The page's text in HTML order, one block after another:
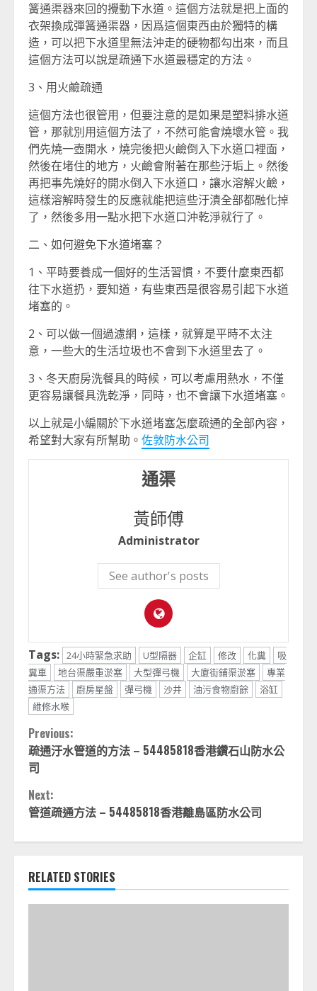
簧通渠器來回的攪動下水道。這個方法就是把上面的
衣架換成彈簧通渠器，因爲這個東西由於獨特的構
造，可以把下水道里無法沖走的硬物都勾出來，而且
這個方法可以說是疏通下水道最穩定的方法。
3、用火鹼疏通
這個方法也很管用，但要注意的是如果是塑料排水道
管，那就別用這個方法了，不然可能會燒壞水管。我
們先燒一壺開水，燒完後把火鹼倒入下水道口裡面，
然後在堵住的地方，火鹼會附著在那些汙垢上。然後
再把事先燒好的開水倒入下水道口，讓水溶解火鹼，
這樣溶解時發生的反應就能把這些汙漬全部都融化掉
了，然後多用一點水把下水道口沖乾淨就行了。
二、如何避免下水道堵塞？
1、平時要養成一個好的生活習慣，不要什麼東西都
往下水道扔，要知道，有些東西是很容易引起下水道
堵塞的。
2、可以做一個過濾網，這樣，就算是平時不太注
意，一些大的生活垃圾也不會到下水道里去了。
3、冬天廚房洗餐具的時候，可以考慮用熱水，不僅
更容易讓餐具洗乾淨，同時，也不會讓下水道堵塞。
以上就是小編關於下水道堵塞怎麼疏通的全部內容，
希望對大家有所幫助。 佐敦防水公司
通渠
黃師傅
Administrator
See author's posts
Tags: 24小時緊急求助 U型隔器 企缸 修改 化糞
吸
糞車
地台渠嚴重淤塞 大型彈弓機 大廈街鋪渠淤塞
專業
通渠方法
廚房星盤 彈弓機 沙井 油污食物廚餘
浴缸
維修水喉
Continue
Reading
Previous:
疏通汙水管道的方法 – 54485818香港鑽石山防水公
司
Next:
管道疏通方法 – 54485818香港離島區防水公司
RELATED STORIES